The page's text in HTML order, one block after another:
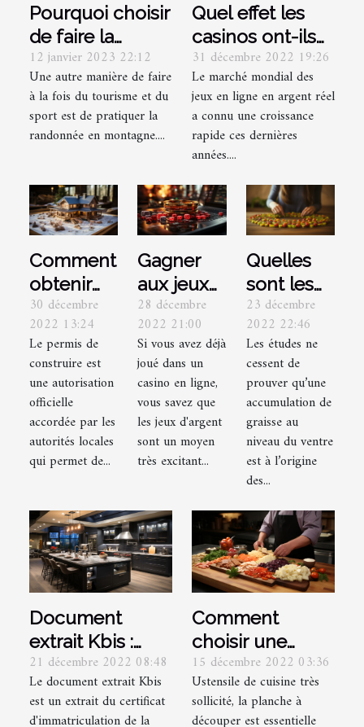
Pourquoi choisir
de faire la
randonnée ?
12 janvier 2023 22:12
Une autre manière de faire
à la fois du tourisme et du
sport est de pratiquer la
randonnée en montagne....
Quel effet les
casinos ont-ils
eu sur
l'économie
mondiale ?
31 décembre 2022 19:26
Le marché mondial des
jeux en ligne en argent réel
a connu une croissance
rapide ces dernières
années....
Comment
obtenir
son
permis de
construire
?
30 décembre
2022 13:24
Le permis de
construire est
une autorisation
officielle
accordée par les
autorités locales
qui permet de...
Gagner
aux jeux
de casino
en ligne :
quelques
conseils
28 décembre
2022 21:00
Si vous avez déjà
joué dans un
casino en ligne,
vous savez que
les jeux d'argent
sont un moyen
très excitant...
Quelles
sont les
astuces
pour
maigrir du
ventre ?
23 décembre
2022 22:46
Les études ne
cessent de
prouver qu’une
accumulation de
graisse au
niveau du ventre
est à l’origine
des...
Document
extrait Kbis :
Que doit-on
savoir ?
21 décembre 2022 08:48
Le document extrait Kbis
est un extrait du certificat
d'immatriculation de la
Comment
choisir une
planche à
découper?
15 décembre 2022 03:36
Ustensile de cuisine très
sollicité, la planche à
découper est essentielle